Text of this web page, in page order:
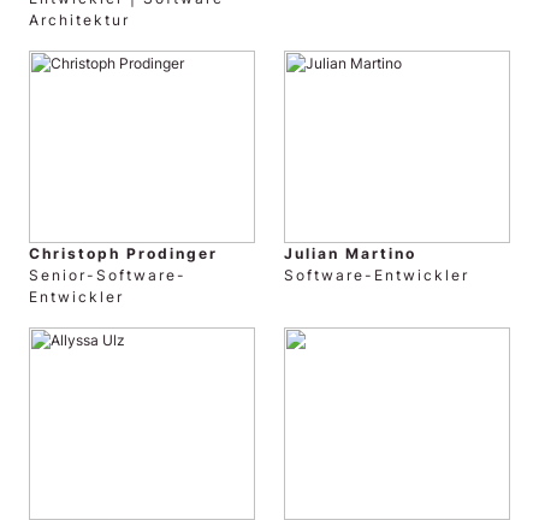
Architektur
Christoph Prodinger
Senior-Software-
Entwickler
Julian Martino
Software-Entwickler